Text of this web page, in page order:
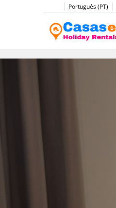
Português (PT)